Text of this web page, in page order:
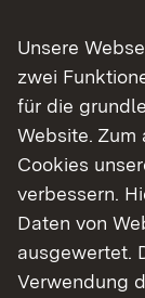
Das
Lage
Im alten
Lage.
Tagescafé
Unsere
zwei
für die
Website.
Cookies
verbessern.
Daten von
ausgewertet.
Verwendung